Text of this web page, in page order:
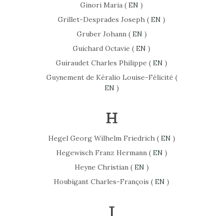
Ginori Maria ( EN )
Grillet-Desprades Joseph ( EN )
Gruber Johann ( EN )
Guichard Octavie ( EN )
Guiraudet Charles Philippe ( EN )
Guynement de Kéralio Louise-Félicité (
EN )
H
Hegel Georg Wilhelm Friedrich ( EN )
Hegewisch Franz Hermann ( EN )
Heyne Christian ( EN )
Houbigant Charles-François ( EN )
J